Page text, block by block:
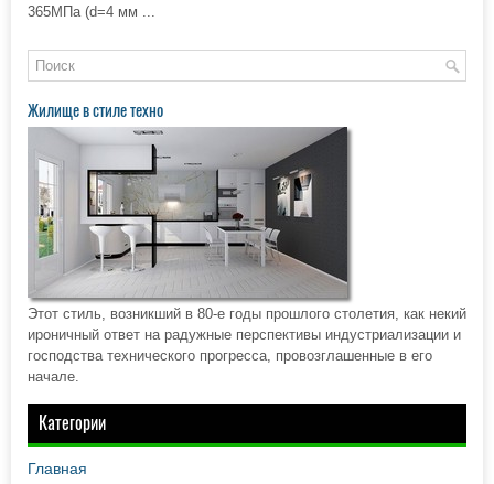
365МПа (d=4 мм ...
Жилище в стиле техно
Этот стиль, возникший в 80-е годы прошлого столетия, как некий
ироничный ответ на радужные перспективы индустриализации и
господства технического прогресса, провозглашенные в его
начале.
Категории
Главная